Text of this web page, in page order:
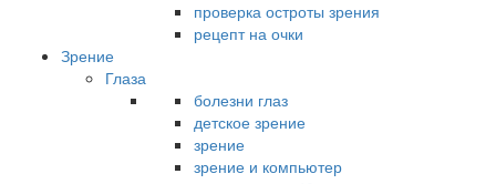
проверка остроты зрения
рецепт на очки
Зрение
Глаза
болезни глаз
детское зрение
зрение
зрение и компьютер